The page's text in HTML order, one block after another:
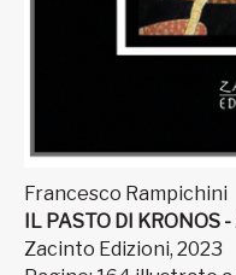
Francesco Rampichini
IL PASTO DI
Zacinto Edizioni, 2023